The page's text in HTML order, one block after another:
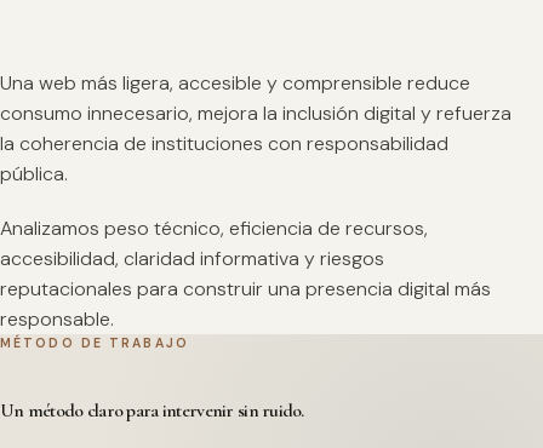
Una web más ligera, accesible y comprensible reduce
consumo innecesario, mejora la inclusión digital y refuerza
la coherencia de instituciones con responsabilidad
pública.
Analizamos peso técnico, eficiencia de recursos,
accesibilidad, claridad informativa y riesgos
reputacionales para construir una presencia digital más
responsable.
MÉTODO DE TRABAJO
Un método claro para intervenir sin ruido.